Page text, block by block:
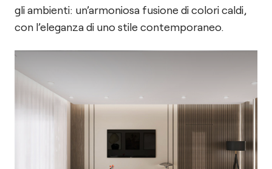
gli ambienti: un’armoniosa fusione di colori caldi,
con l’eleganza di uno stile contemporaneo.